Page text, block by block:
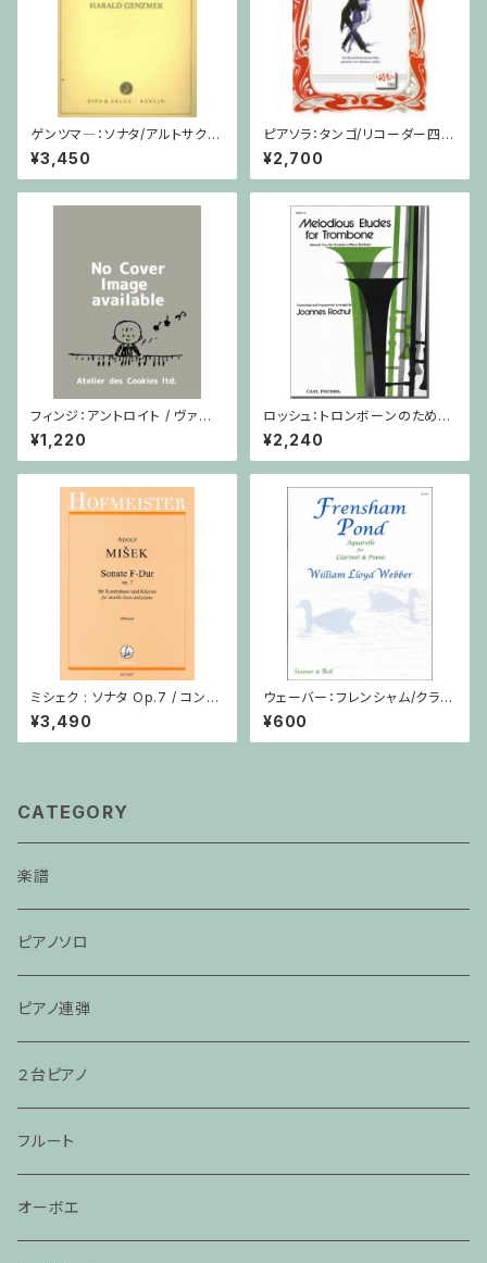
ゲンツマ―：ソナタ/アルトサクソ
フォーン・ピアノ
¥3,450
ピアソラ：タンゴ/リコーダー四重
奏
¥2,700
フィンジ：アントロイト / ヴァイ
オリン・ピアノ
¥1,220
ロッシュ：トロンボーンのための
旋律的練習曲 第3巻/トロンボ
ーン
¥2,240
ミシェク : ソナタ Op.7 / コント
ラバスとピアノ
¥3,490
ウェーバー：フレンシャム/クラリ
ネット・ピアノ
¥600
CATEGORY
楽譜
ピアノソロ
ピアノ連弾
２台ピアノ
フルート
オーボエ